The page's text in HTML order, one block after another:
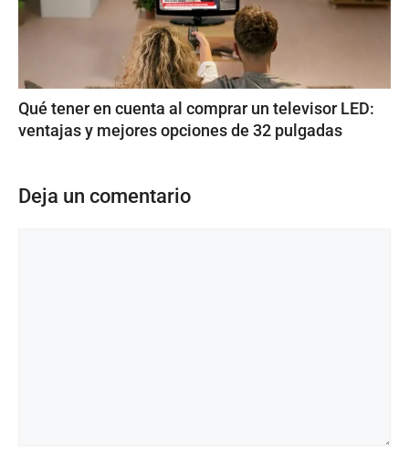
Qué tener en cuenta al comprar un televisor LED:
ventajas y mejores opciones de 32 pulgadas
Deja un comentario